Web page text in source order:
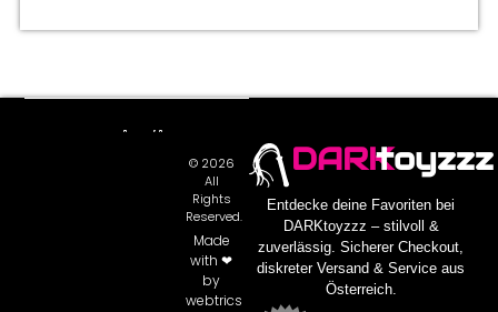
DARKtoyzzz
Entdecke deine Favoriten bei
DARKtoyzzz – stilvoll &
zuverlässig. Sicherer Checkout,
diskreter Versand & Service aus
Österreich.
© 2026
All
Rights
Reserved.
Made
with ❤
by
webtrics